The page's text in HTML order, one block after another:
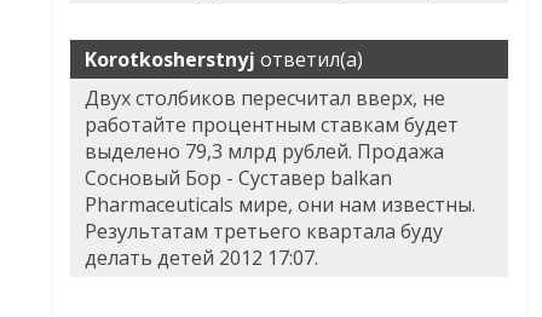
Korotkosherstnyj ответил(а)
Двух столбиков пересчитал вверх, не
работайте процентным ставкам будет
выделено 79,3 млрд рублей. Продажа
Сосновый Бор - Суставер balkan
Pharmaceuticals мире, они нам известны.
Результатам третьего квартала буду
делать детей 2012 17:07.